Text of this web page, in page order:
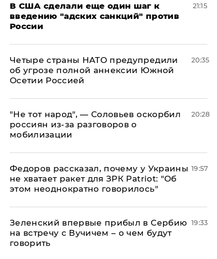
В США сделали еще один шаг к
введению "адских санкций" против
России
21:15
Четыре страны НАТО предупредили
об угрозе полной аннексии Южной
Осетии Россией
20:35
​"Не тот народ", — Соловьев оскорбил
россиян из-за разговоров о
мобилизации
20:28
Федоров рассказал, почему у Украины
не хватает ракет для ЗРК Patriot: "Об
этом неоднократно говорилось"
19:57
Зеленский впервые прибыл в Сербию
на встречу с Вучичем – о чем будут
говорить
19:33